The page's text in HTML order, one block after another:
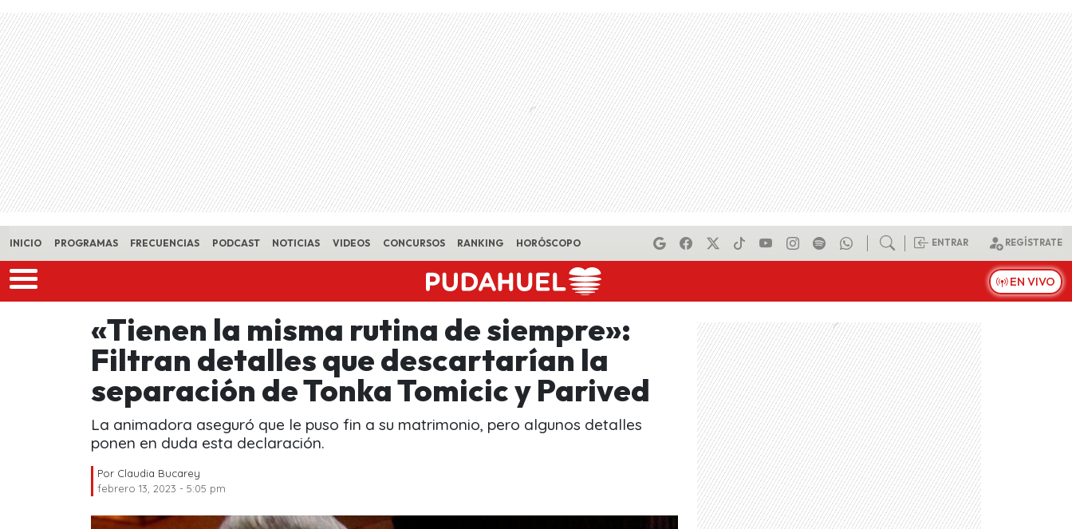
Skip to main content
INICIO PROGRAMAS FRECUENCIAS PODCAST NOTICIAS VIDEOS CONCURSOS RANKING HORÓSCOPO ENTRAR REGÍSTRATE
EN VIVO
«Tienen la misma rutina de siempre»:
Filtran detalles que descartarían la
separación de Tonka Tomicic y Parived
La animadora aseguró que le puso fin a su matrimonio, pero algunos detalles
ponen en duda esta declaración.
Por Claudia Bucarey
febrero 13, 2023 - 5:05 pm